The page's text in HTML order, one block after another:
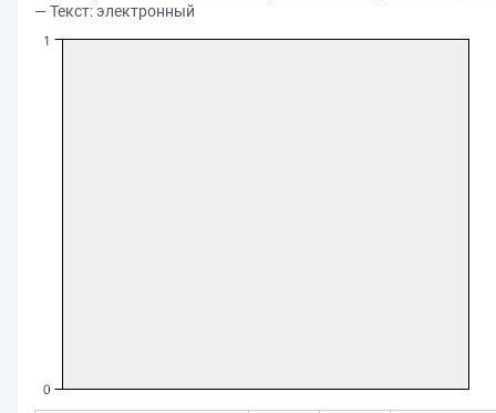
— Текст: электронный